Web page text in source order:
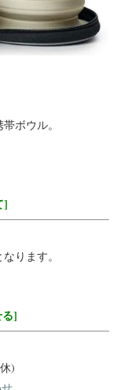
ボウル。
]
ります。
]
)